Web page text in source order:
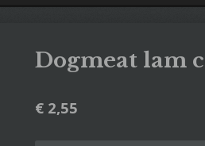
Dogmeat lam
€ 2,55